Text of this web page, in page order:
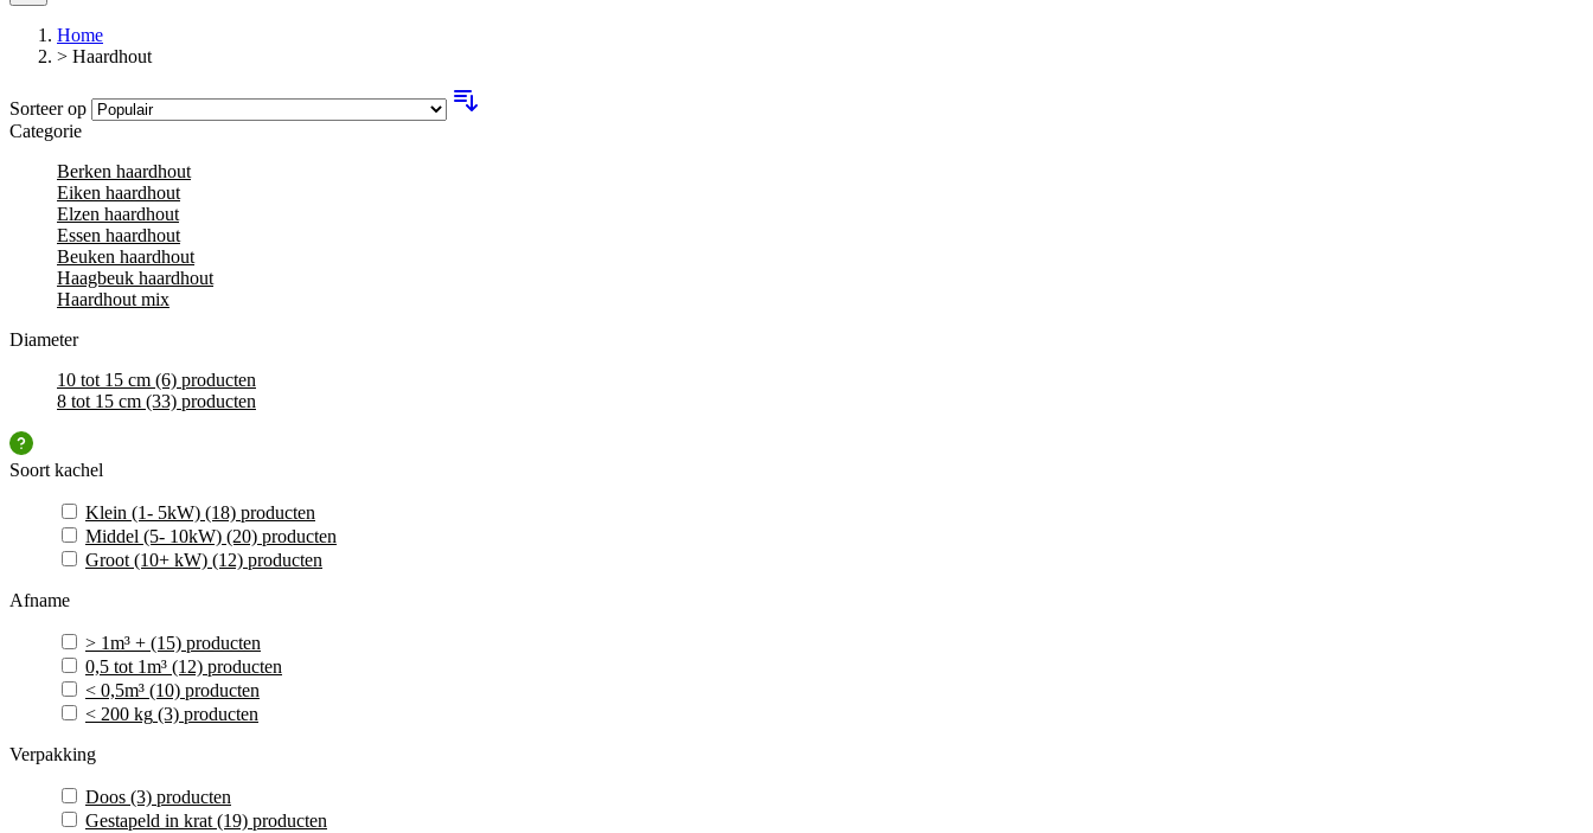
Home
> Haardhout
Sorteer op
Categorie
Berken haardhout
Eiken haardhout
Elzen haardhout
Essen haardhout
Beuken haardhout
Haagbeuk haardhout
Haardhout mix
Diameter
10 tot 15 cm (6) producten
8 tot 15 cm (33) producten
Soort kachel
Klein (1- 5kW) (18) producten
Middel (5- 10kW) (20) producten
Groot (10+ kW) (12) producten
Afname
> 1m³ + (15) producten
0,5 tot 1m³ (12) producten
< 0,5m³ (10) producten
< 200 kg (3) producten
Verpakking
Doos (3) producten
Gestapeld in krat (19) producten